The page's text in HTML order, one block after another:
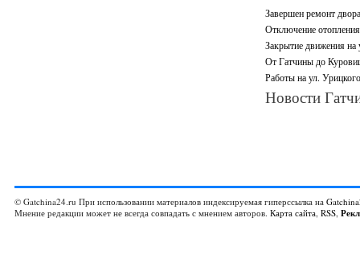
Завершен ремонт
Отключение
Закрытие движения
От Гатчины до
Работы на ул.
Новости
© Gatchina24.ru При использовании материалов индексируемая гиперссылка на
Мнение редакции может не всегда совпадать с мнением авторов. Карта сайта, RSS,